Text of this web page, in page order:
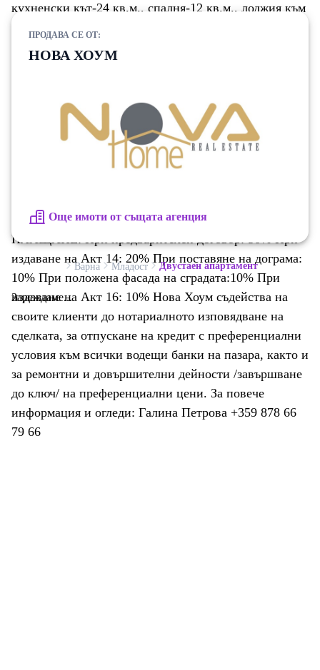
кухненски кът-24 кв.м., спалня-12 кв.м., лоджия към
Жилищните площи са проектирани и съобразени
спрямо нуждите на различните типове домакинства.
ЖИЛИЩАТА ЩЕ БЪДАТ ЗАВЪРШЕНИ ПО
БДС:Изградени ВиК и Ел. инсталации, монтирани
шпакловка и под на замазка. СХЕМА НА
ПЛАЩАНЕ: При предварителен договор: 50% При
издаване на Акт 14: 20% При поставяне на дограма:
10% При положена фасада на сградата:10% При
издаване на Акт 16: 10% Нова Хоум съдейства на
своите клиенти до нотариалното изповядване на
сделката, за отпускане на кредит с преференциални
условия към всички водещи банки на пазара, както и
за ремонтни и довършителни дейности /завършване
до ключ/ на преференциални цени. За повече
информация и огледи: Галина Петрова +359 878 66
79 66
ПРОДАВА СЕ ОТ:
НОВА ХОУМ
Още имоти от същата агенция
Варна Младост Двустаен апартамент
Зареждаме...